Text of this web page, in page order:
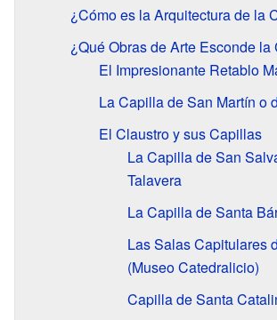
¿Cómo es la Arquitectura de la
¿Qué Obras de Arte Esconde la
El Impresionante Retablo
La Capilla de San Martín o
El Claustro y sus Capillas
La Capilla de San
Talavera
La Capilla de Santa
Las Salas Capitulares
(Museo Catedralicio)
Capilla de Santa